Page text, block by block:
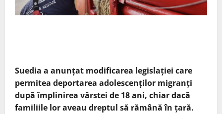
Suedia a anunțat modificarea legislației care
permitea deportarea adolescenților migranți
după împlinirea vârstei de 18 ani, chiar dacă
familiile lor aveau dreptul să rămână în țară.